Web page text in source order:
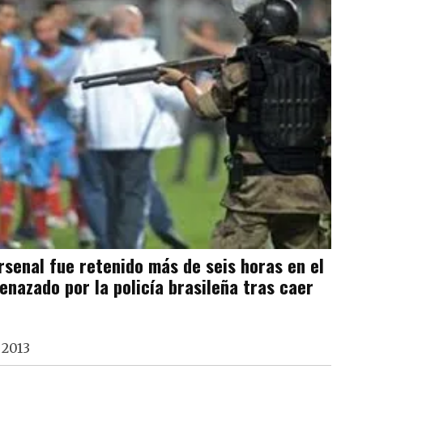
fue retenido más de seis horas en el
por la policía brasileña tras caer